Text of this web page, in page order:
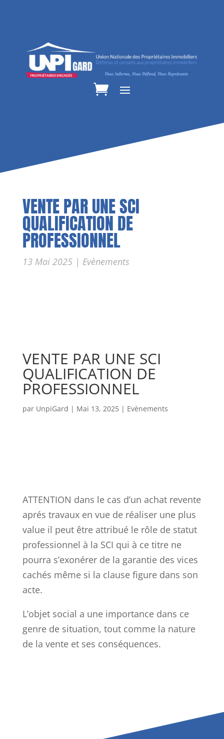
VENTE PAR UNE SCI
QUALIFICATION DE
PROFESSIONNEL
13 Mai 2025| Evènements
VENTE PAR UNE SCI
QUALIFICATION DE
PROFESSIONNEL
par UnpiGard | Mai 13, 2025| Evènements
ATTENTION dans le cas d’un achat revente
aprés travaux en vue de réaliser une plus
value il peut être attribué le rôle de statut
professionnel à la SCI qui à ce titre ne
pourra s’exonérer de la garantie des vices
cachés même si la clause figure dans son
acte.
L’objet social a une importance dans ce
genre de situation, tout comme la nature
de la vente et ses conséquences.